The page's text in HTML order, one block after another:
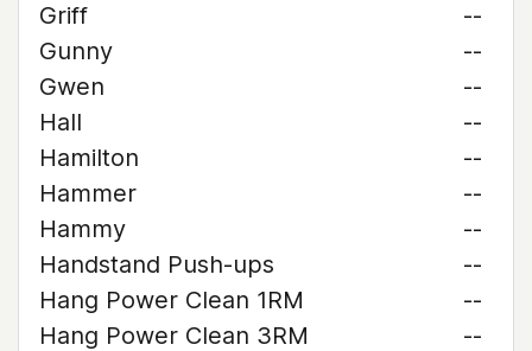
Griff
--
Gunny
--
Gwen
--
Hall
--
Hamilton
--
Hammer
--
Hammy
--
Handstand Push-ups
--
Hang Power Clean 1RM
--
Hang Power Clean 3RM
--